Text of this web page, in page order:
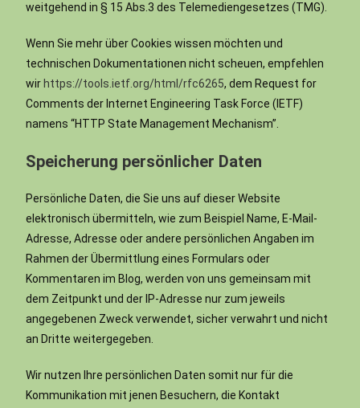
weitgehend in § 15 Abs.3 des Telemediengesetzes (TMG).
Wenn Sie mehr über Cookies wissen möchten und
technischen Dokumentationen nicht scheuen, empfehlen
wir https://tools.ietf.org/html/rfc6265, dem Request for
Comments der Internet Engineering Task Force (IETF)
namens “HTTP State Management Mechanism”.
Speicherung persönlicher Daten
Persönliche Daten, die Sie uns auf dieser Website
elektronisch übermitteln, wie zum Beispiel Name, E-Mail-
Adresse, Adresse oder andere persönlichen Angaben im
Rahmen der Übermittlung eines Formulars oder
Kommentaren im Blog, werden von uns gemeinsam mit
dem Zeitpunkt und der IP-Adresse nur zum jeweils
angegebenen Zweck verwendet, sicher verwahrt und nicht
an Dritte weitergegeben.
Wir nutzen Ihre persönlichen Daten somit nur für die
Kommunikation mit jenen Besuchern, die Kontakt